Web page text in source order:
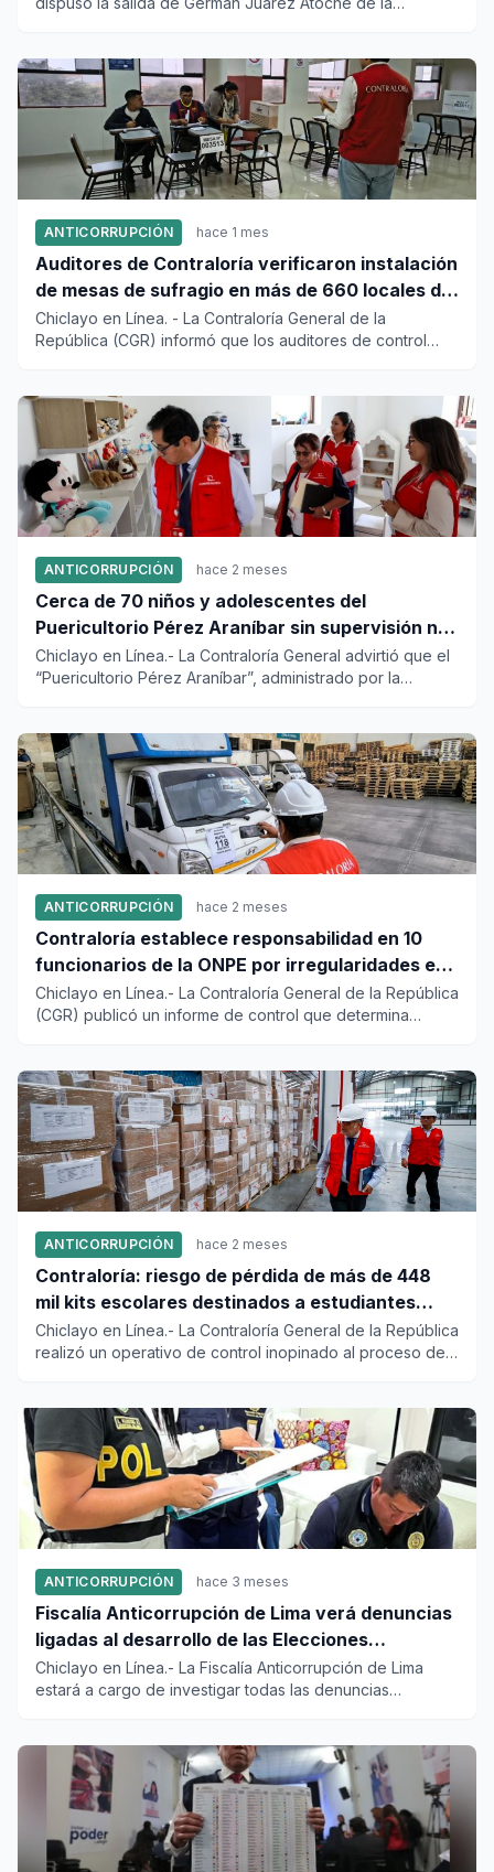
ANTICORRUPCIÓN hace 1 mes
Auditores de Contraloría verificaron instalación
de mesas de sufragio en más de 660 locales de
votación a nivel nacional
Chiclayo en Línea. - La Contraloría General de la
República (CGR) informó que los auditores de control
ANTICORRUPCIÓN hace 2 meses
Cerca de 70 niños y adolescentes del
Puericultorio Pérez Araníbar sin supervisión ni
seguimiento integral
Chiclayo en Línea.- La Contraloría General advirtió que el
“Puericultorio Pérez Araníbar”, administrado por la
ANTICORRUPCIÓN hace 2 meses
Contraloría establece responsabilidad en 10
funcionarios de la ONPE por irregularidades en
primera vuelta electoral
Chiclayo en Línea.- La Contraloría General de la República
(CGR) publicó un informe de control que determina
ANTICORRUPCIÓN hace 2 meses
Contraloría: riesgo de pérdida de más de 448
mil kits escolares destinados a estudiantes
vulnerables
Chiclayo en Línea.- La Contraloría General de la República
realizó un operativo de control inopinado al proceso de
ANTICORRUPCIÓN hace 3 meses
Fiscalía Anticorrupción de Lima verá denuncias
ligadas al desarrollo de las Elecciones
Generales 2026
Chiclayo en Línea.- La Fiscalía Anticorrupción de Lima
estará a cargo de investigar todas las denuncias